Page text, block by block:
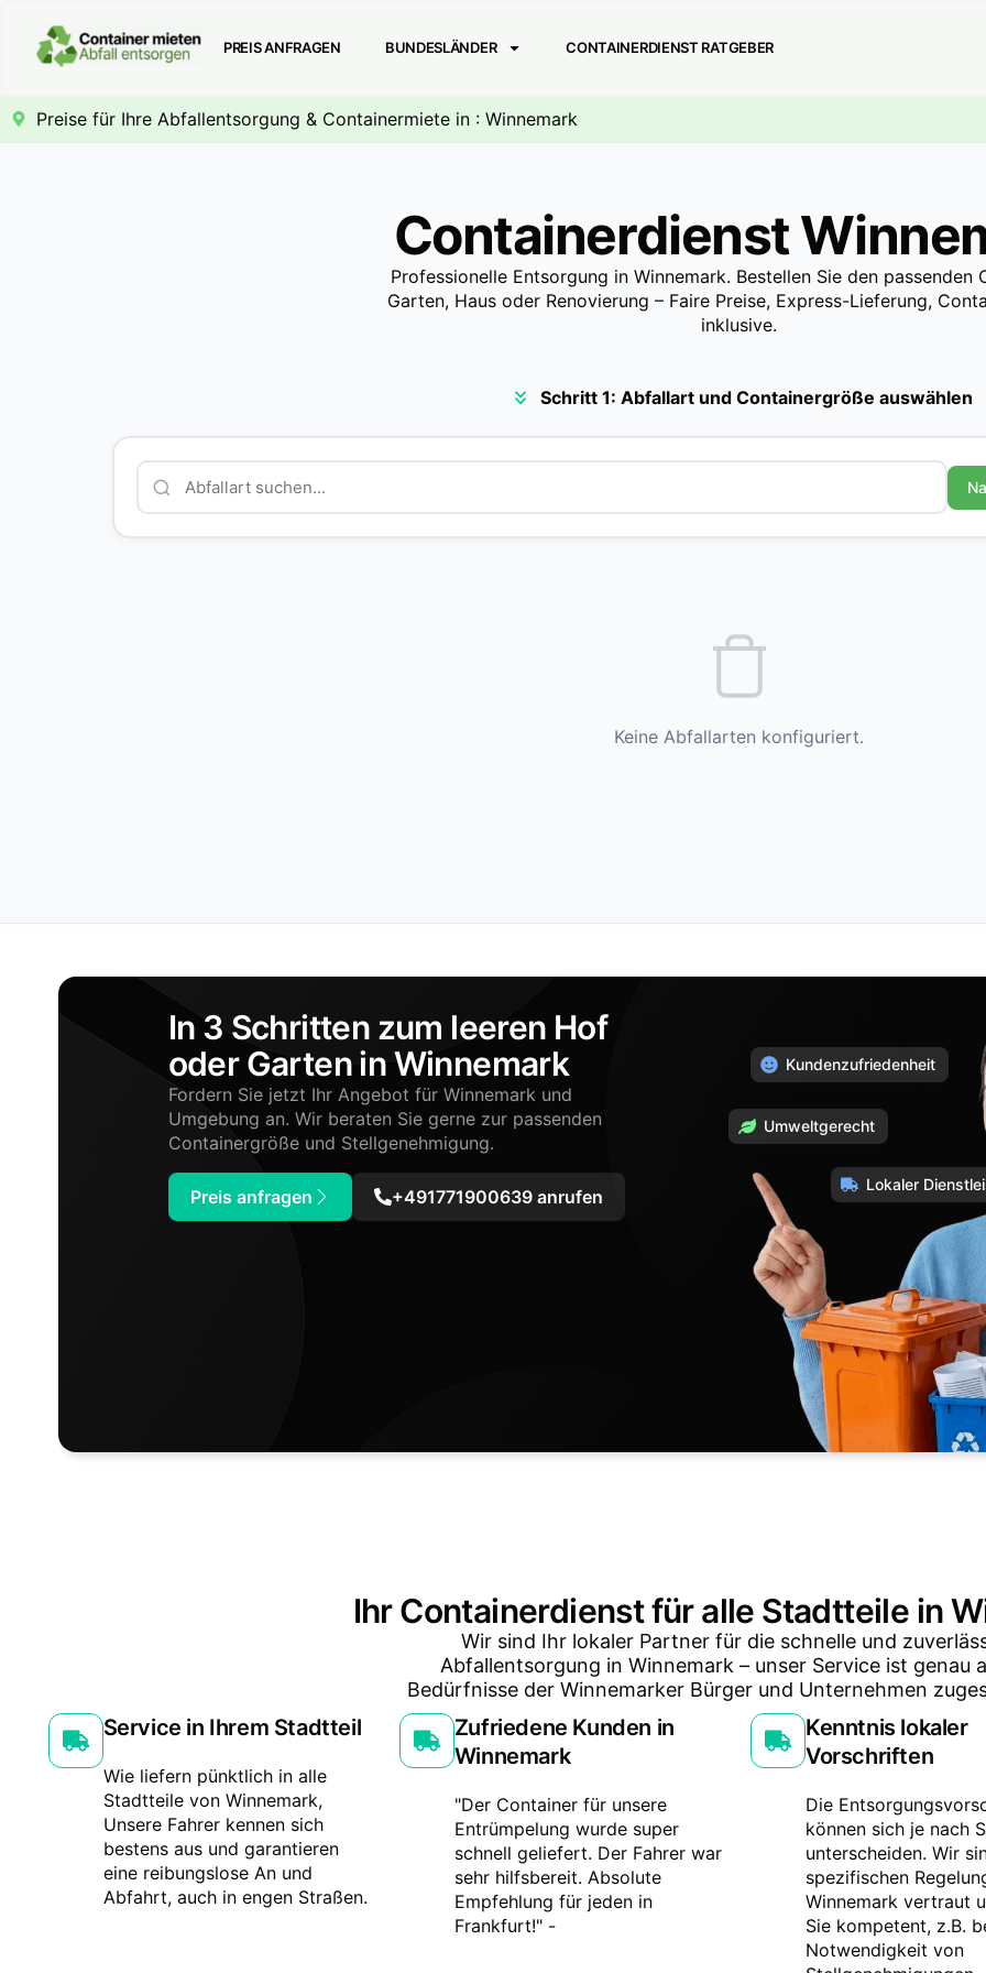
PREIS ANFRAGEN BUNDESLÄNDER CONTAINERDIENST RATGEBER
Preise für Ihre Abfallentsorgung & Containermiete in : Winnemark
Containerdienst
Professionelle Entsorgung in Winnemark. Bestellen Sie den passenden
Garten, Haus oder Renovierung – Faire Preise, Express-Lieferung,
inklusive.
Schritt 1: Abfallart und Containergröße auswählen
Keine Abfallarten konfiguriert.
In 3 Schritten zum leeren Hof
oder Garten in Winnemark
Fordern Sie jetzt Ihr Angebot für Winnemark und
Umgebung an. Wir beraten Sie gerne zur passenden
Containergröße und Stellgenehmigung.
Preis anfragen +491771900639 anrufen
Kundenzufriedenheit
Umweltgerecht
Lokaler
Ihr Containerdienst für alle Stadtteile in
Wir sind Ihr lokaler Partner für die schnelle und
Abfallentsorgung in Winnemark – unser Service ist genau
Bedürfnisse der Winnemarker Bürger und Unternehmen
Service in Ihrem Stadtteil
Wie liefern pünktlich in alle
Stadtteile von Winnemark,
Unsere Fahrer kennen sich
bestens aus und garantieren
eine reibungslose An und
Abfahrt, auch in engen Straßen.
Zufriedene Kunden in
Winnemark
"Der Container für unsere
Entrümpelung wurde super
schnell geliefert. Der Fahrer war
sehr hilfsbereit. Absolute
Empfehlung für jeden in
Frankfurt!" -
Kenntnis lokaler
Vorschriften
Die
können sich je nach
unterscheiden. Wir
spezifischen
Winnemark vertraut
Sie kompetent, z.B.
Notwendigkeit von